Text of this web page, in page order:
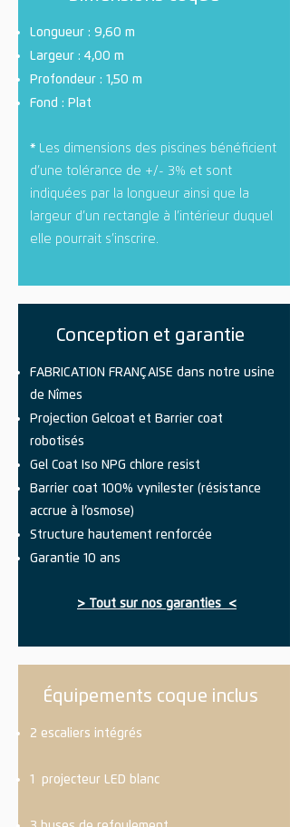
Longueur : 9,60 m
Largeur : 4,00 m
Profondeur : 1,50 m
Fond : Plat
* Les dimensions des piscines bénéficient
d’une tolérance de +/- 3% et sont
indiquées par la longueur ainsi que la
largeur d’un rectangle à l’intérieur duquel
elle pourrait s’inscrire.
Conception et garantie
FABRICATION FRANÇAISE dans notre usine
de Nîmes
Projection Gelcoat et Barrier coat
robotisés
Gel Coat Iso NPG chlore resist
Barrier coat 100% vynilester (résistance
accrue à l’osmose)
Structure hautement renforcée
Garantie 10 ans
> Tout sur nos garanties <
Équipements coque inclus
2 escaliers intégrés
1 projecteur LED blanc